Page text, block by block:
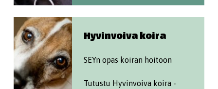
Hyvinvoiva koira
SEYn opas koiran hoitoon
Tutustu Hyvinvoiva koira -